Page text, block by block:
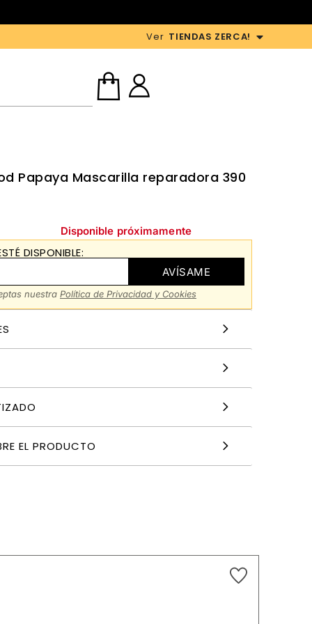
Ver TIENDAS ZERCA!
Papaya Mascarilla reparadora 390
Disponible próximamente
DISPONIBLE:
AVÍSAME
nuestra Política de Privacidad y Cookies
EL PRODUCTO